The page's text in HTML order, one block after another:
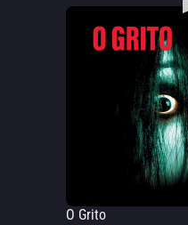
O Grito